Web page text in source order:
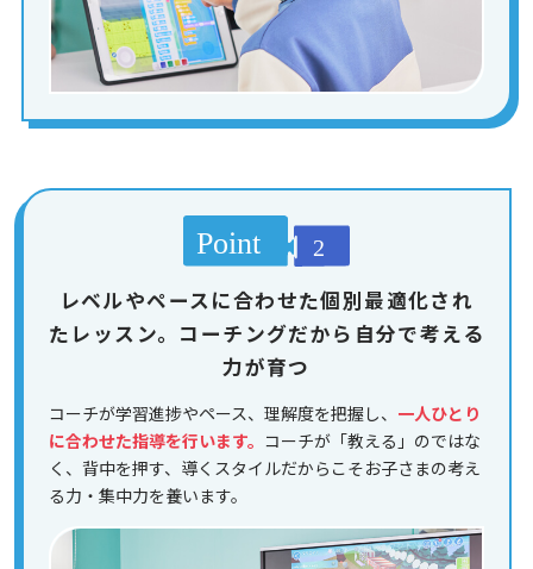
レベルやペースに合わせた個別最適化され
たレッスン。コーチングだから自分で考える
力が育つ
コーチが学習進捗やペース、理解度を把握し、 一人ひとり
に合わせた指導を行います。 コーチが「教える」のではな
く、背中を押す、導くスタイルだからこそお子さまの考え
る力・集中力を養います。